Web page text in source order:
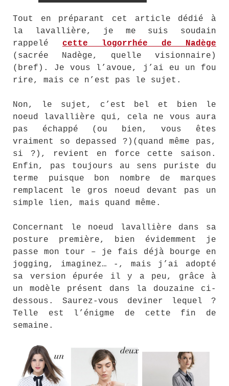
Tout en préparant cet article dédié à
la lavallière, je me suis soudain
rappelé cette logorrhée de Nadège
(sacrée Nadège, quelle visionnaire)
(bref). Je vous l’avoue, j’ai eu un fou
rire, mais ce n’est pas le sujet.
Non, le sujet, c’est bel et bien le
noeud lavallière qui, cela ne vous aura
pas échappé (ou bien, vous êtes
vraiment so depassed ?)(quand même pas,
si ?), revient en force cette saison.
Enfin, pas toujours au sens puriste du
terme puisque bon nombre de marques
remplacent le gros noeud devant pas un
simple lien, mais quand même.
Concernant le noeud lavallière dans sa
posture première, bien évidemment je
passe mon tour – je fais déjà bourge en
jogging, imaginez… -, mais j’ai adopté
sa version épurée il y a peu, grâce à
un modèle présent dans la douzaine ci-
dessous. Saurez-vous deviner lequel ?
Telle est l’énigme de cette fin de
semaine.